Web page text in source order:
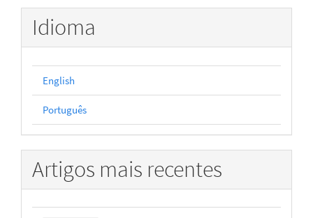
Idioma
English
Português
Artigos mais recentes